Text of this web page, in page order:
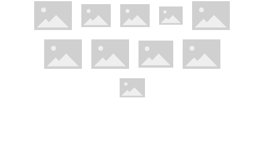
WsPay web stranicaMaestro web stranicaMastercard web stranicaAmerican Express web stranica
Visa web stranica
Diners web stranicaTrustwave certificiranoMastercard sigurnosni kod web
Pci Dss certificirano
Verified by Visa web stranica